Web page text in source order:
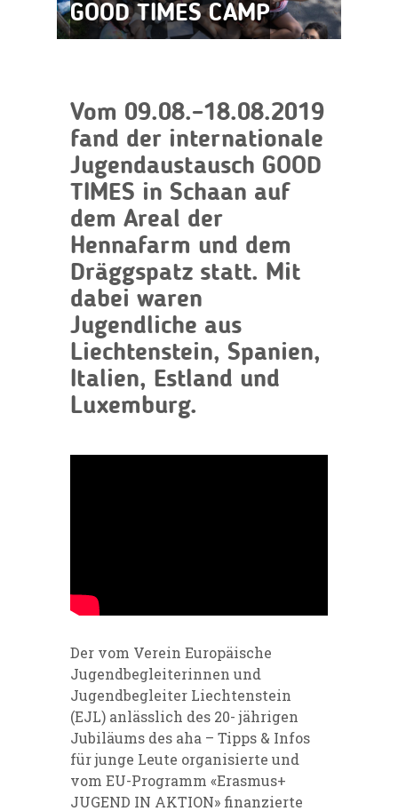
GOOD TIMES CAMP
Vom 09.08.–18.08.2019
fand der internationale
Jugendaustausch GOOD
TIMES in Schaan auf
dem Areal der
Hennafarm und dem
Dräggspatz statt. Mit
dabei waren
Jugendliche aus
Liechtenstein, Spanien,
Italien, Estland und
Luxemburg.
Der vom Verein Europäische
Jugendbegleiterinnen und
Jugendbegleiter Liechtenstein
(EJL) anlässlich des 20- jährigen
Jubiläums des aha – Tipps & Infos
für junge Leute organisierte und
vom EU-Programm «Erasmus+
JUGEND IN AKTION» finanzierte